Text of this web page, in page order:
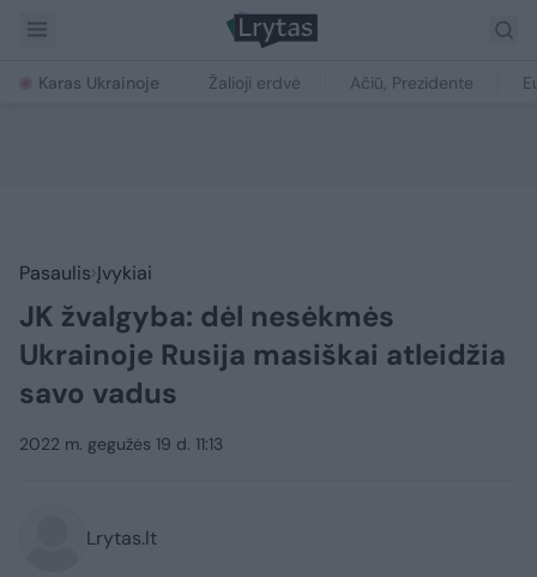
Karas Ukrainoje Žalioji erdvė Ačiū, Prezidente
Pasaulis Įvykiai
JK žvalgyba: dėl nesėkmės
Ukrainoje Rusija masiškai atleidžia
savo vadus
2022 m. gegužės 19 d. 11:13
Lrytas.lt